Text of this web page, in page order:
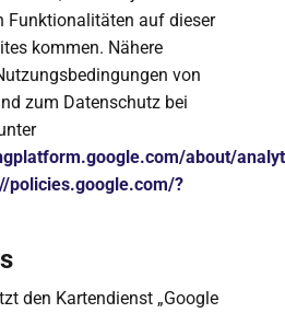
Funktionalitäten auf dieser
kommen. Nähere
von
zum Datenschutz bei
about/
policies.google.com/?
den Kartendienst „Google